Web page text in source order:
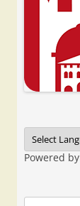
Powered by